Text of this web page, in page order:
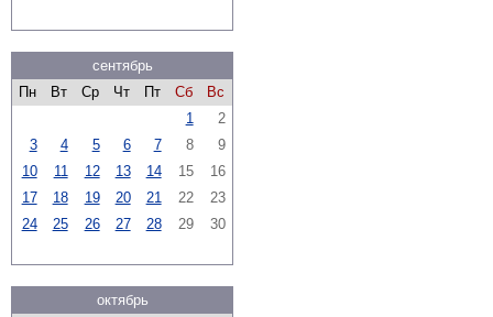
сентябрь
Пн
Вт Ср Чт Пт Сб
Вс
1
2
3
4 5 6 7 8
9
10
11 12 13 14 15
16
17
18 19 20 21 22
23
24
25 26 27 28 29 30
октябрь